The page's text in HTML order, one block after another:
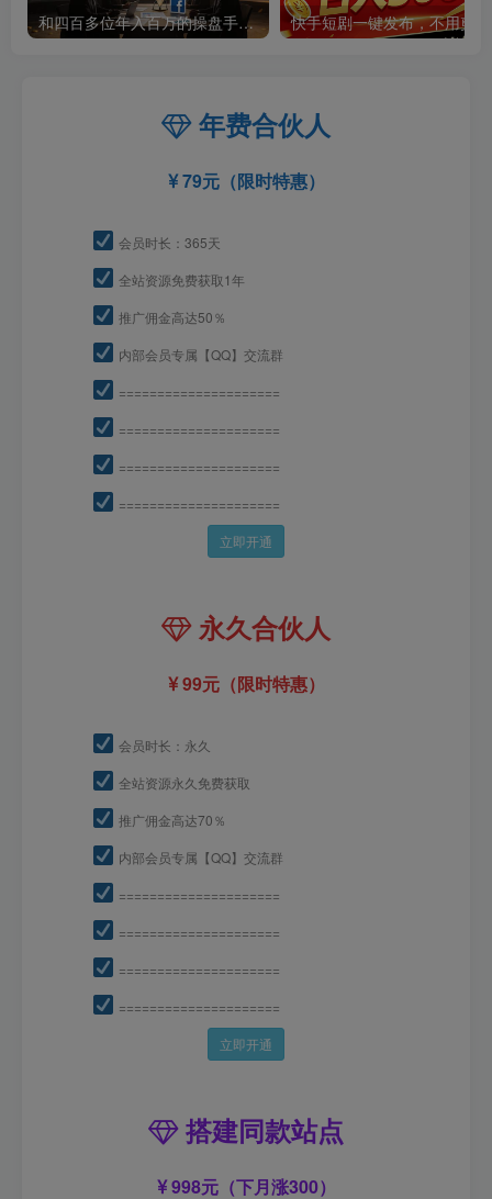
和四百多位年入百万的操盘手做同学——这套电商+Facebook广告课，让你不再靠猜【原创双语字幕】
年费合伙人
79元（限时特惠）
会员时长：365天
全站资源免费获取1年
推广佣金高达50％
内部会员专属【QQ】交流群
=====================
=====================
=====================
=====================
立即开通
永久合伙人
99元（限时特惠）
会员时长：永久
全站资源永久免费获取
推广佣金高达70％
内部会员专属【QQ】交流群
=====================
=====================
=====================
=====================
立即开通
搭建同款站点
998元（下月涨300）